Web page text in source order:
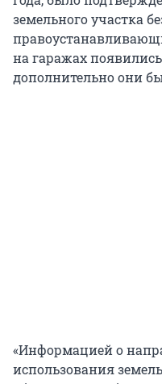
земельного участка
на гаражах
дополнительно они
«Информацией о
использования